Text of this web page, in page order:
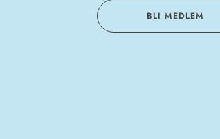
BLI MEDLEM